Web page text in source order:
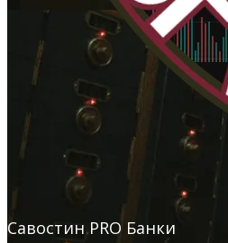
Савостин PRO Банки